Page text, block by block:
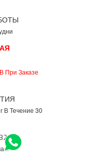
В При Заказе
В Течение 30